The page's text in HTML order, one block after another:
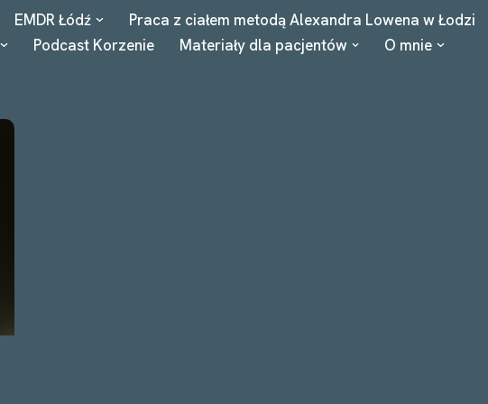
EMDR Łódź Praca z ciałem metodą Alexandra Lowena w Łodzi
Podcast Korzenie Materiały dla pacjentów O mnie